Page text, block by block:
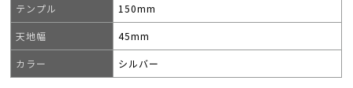
テンプル 150mm
天地幅 45mm
カラー シルバー